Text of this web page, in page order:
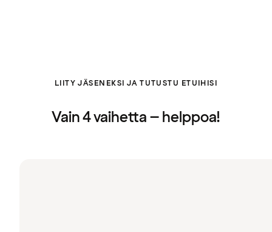
LIITY JÄSENEKSI JA TUTUSTU ETUIHISI
Vain 4 vaihetta – helppoa!